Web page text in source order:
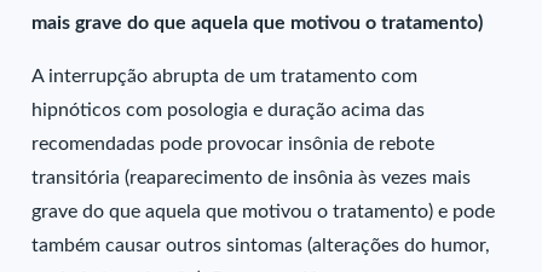
mais grave do que aquela que motivou o tratamento)
A interrupção abrupta de um tratamento com
hipnóticos com posologia e duração acima das
recomendadas pode provocar insônia de rebote
transitória (reaparecimento de insônia às vezes mais
grave do que aquela que motivou o tratamento) e pode
também causar outros sintomas (alterações do humor,